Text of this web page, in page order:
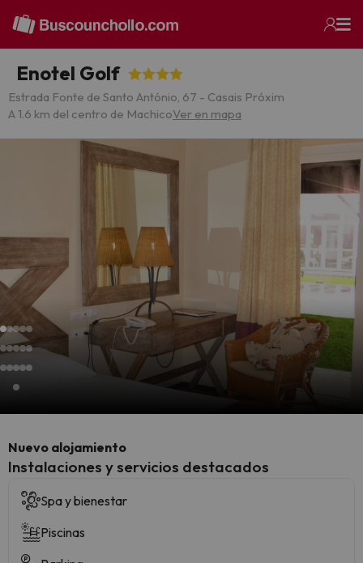
Enotel Golf
Estrada Fonte de Santo António, 67 - Casais Próxim
A 1.6 km del centro de MachicoVer en mapa
Nuevo alojamiento
Instalaciones y servicios destacados
Spa y bienestar
Piscinas